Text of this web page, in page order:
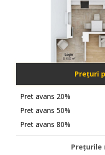
Prețuri
Pret avans 20%
Pret avans 50%
Pret avans 80%
Prețurile